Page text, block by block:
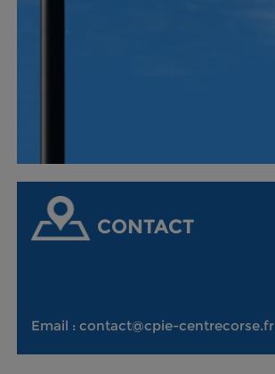
CONTACT
Email : contact@cpie-centrecorse.fr